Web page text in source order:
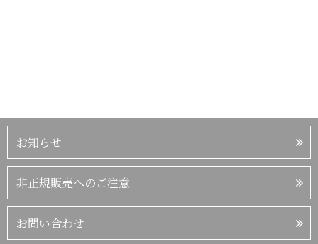
お知らせ
非正規販売へのご注意
お問い合わせ